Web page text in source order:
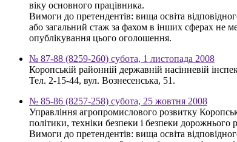
віку основного працівника.
Вимоги до претендентів: вища освіта
або загальний стаж за фахом в інших сферах не
опублікування цього оголошення.
№ 87-88 (8259-260) субота, 1 листопада 2008
Коропській районній державній насінневій
Тел. 2-15-44, вул. Вознесенська, 51.
№ 85-86 (8257-258) субота, 25 жовтня 2008
Управління агропромислового розвитку
політики, техніки безпеки і безпеки дорожнього
Вимоги до претендентів: вища освіта